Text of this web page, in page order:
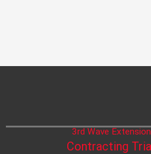
3rd Wave Extension
Contracting